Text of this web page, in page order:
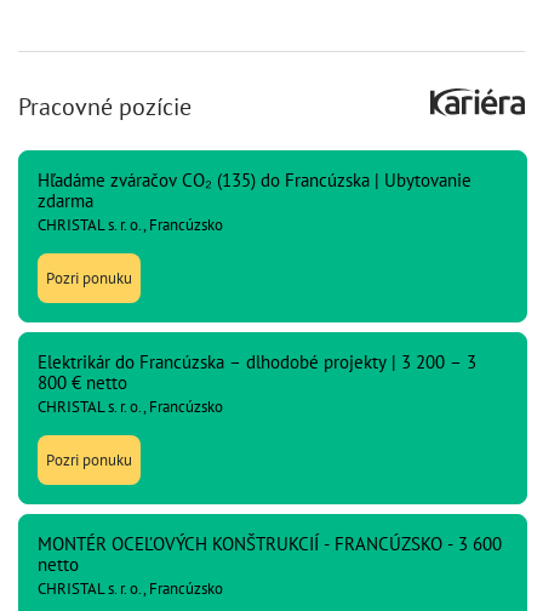
Pracovné pozície
Hľadáme zváračov CO₂ (135) do Francúzska | Ubytovanie
zdarma
CHRISTAL s. r. o., Francúzsko
Pozri ponuku
Elektrikár do Francúzska – dlhodobé projekty | 3 200 – 3
800 € netto
CHRISTAL s. r. o., Francúzsko
Pozri ponuku
MONTÉR OCEĽOVÝCH KONŠTRUKCIÍ - FRANCÚZSKO - 3 600
netto
CHRISTAL s. r. o., Francúzsko